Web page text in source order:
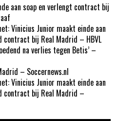
aan soap en verlengt contract bij
Vinicius Junior maakt einde aan
contract bij Real Madrid – HBVL
na verlies tegen Betis’ –
– Soccernews.nl
Vinicius Junior maakt einde aan
contract bij Real Madrid –